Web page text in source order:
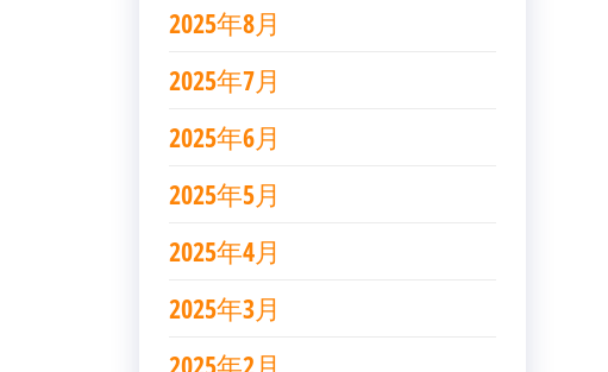
2025年8月
2025年7月
2025年6月
2025年5月
2025年4月
2025年3月
2025年2月